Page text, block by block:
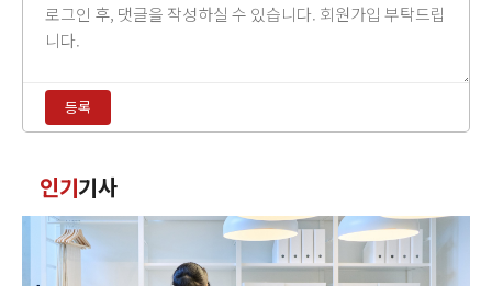
력
등록
글
인기기사